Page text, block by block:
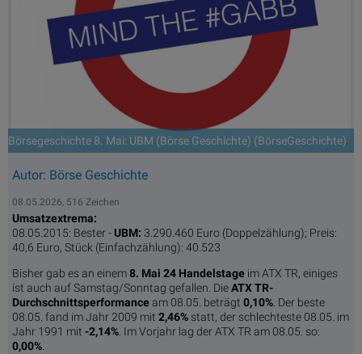
Börsegeschichte 8. Mai: UBM (Börse Geschichte) (BörseGeschichte)
Autor: Börse Geschichte
08.05.2026, 516 Zeichen
Umsatzextrema:
08.05.2015: Bester -UBM: 3.290.460 Euro (Doppelzählung); Preis:
40,6 Euro, Stück (Einfachzählung): 40.523
Bisher gab es an einem8. Mai 24 Handelstage im ATX TR, einiges
ist auch auf Samstag/Sonntag gefallen. DieATX TR-
Durchschnittsperformance am 08.05. beträgt 0,10% . Der beste
08.05. fand im Jahr 2009 mit 2,46% statt, der schlechteste 08.05. im
Jahr 1991 mit -2,14% . Im Vorjahr lag der ATX TR am 08.05. so:
0,00%